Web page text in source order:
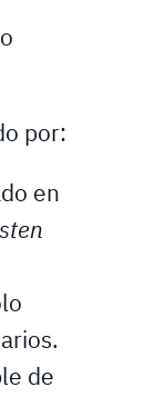
por:
en
de